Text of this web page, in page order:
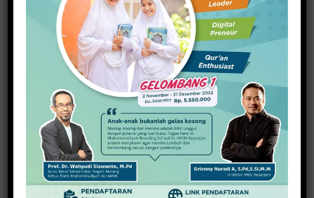
20 November 2025